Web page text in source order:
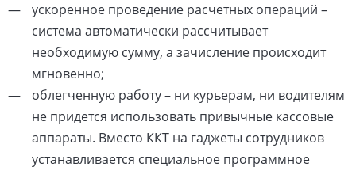
ускоренное проведение расчетных операций –
система автоматически рассчитывает
необходимую сумму, а зачисление происходит
мгновенно;
облегченную работу – ни курьерам, ни водителям
не придется использовать привычные кассовые
аппараты. Вместо ККТ на гаджеты сотрудников
устанавливается специальное программное